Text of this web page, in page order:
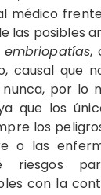
médico
las posibles
embriopatías,
causal que
por lo
que los
los
o las
riesgos
con la